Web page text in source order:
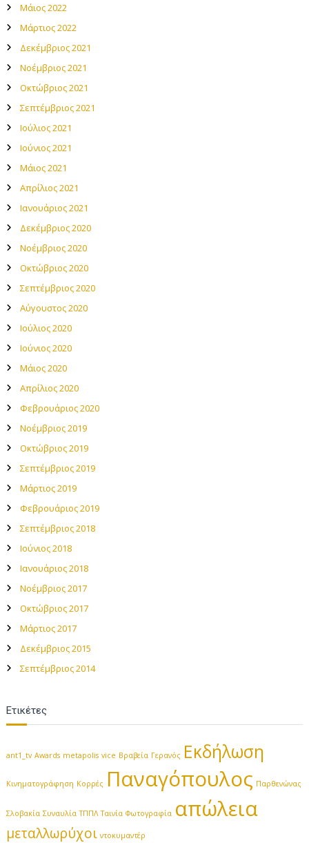
Μάιος 2022
Μάρτιος 2022
Δεκέμβριος 2021
Νοέμβριος 2021
Οκτώβριος 2021
Σεπτέμβριος 2021
Ιούλιος 2021
Ιούνιος 2021
Μάιος 2021
Απρίλιος 2021
Ιανουάριος 2021
Δεκέμβριος 2020
Νοέμβριος 2020
Οκτώβριος 2020
Σεπτέμβριος 2020
Αύγουστος 2020
Ιούλιος 2020
Ιούνιος 2020
Μάιος 2020
Απρίλιος 2020
Φεβρουάριος 2020
Νοέμβριος 2019
Οκτώβριος 2019
Σεπτέμβριος 2019
Μάρτιος 2019
Φεβρουάριος 2019
Σεπτέμβριος 2018
Ιούνιος 2018
Ιανουάριος 2018
Νοέμβριος 2017
Οκτώβριος 2017
Μάρτιος 2017
Δεκέμβριος 2015
Σεπτέμβριος 2014
Ετικέτες
ant1_tv Awards metapolis vice Βραβεία Γερανός Εκδήλωση
Κινηματογράφηση Κορρές Παναγόπουλος Παρθενώνας
Σλοβακία Συναυλία ΤΠΠΛ Ταινία Φωτογραφία απώλεια
μεταλλωρύχοι ντοκυμαντέρ